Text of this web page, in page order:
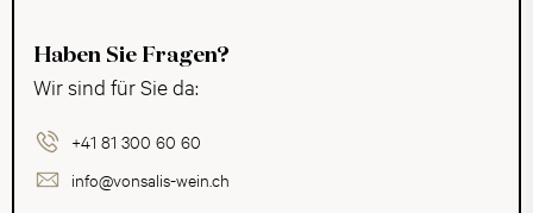
Haben Sie Fragen?
Wir sind für Sie da:
+41 81 300 60 60
info@vonsalis-wein.ch